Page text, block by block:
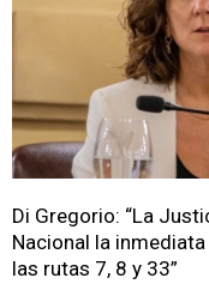
Di Gregorio: “La
Nacional la
las rutas 7, 8 y 33”